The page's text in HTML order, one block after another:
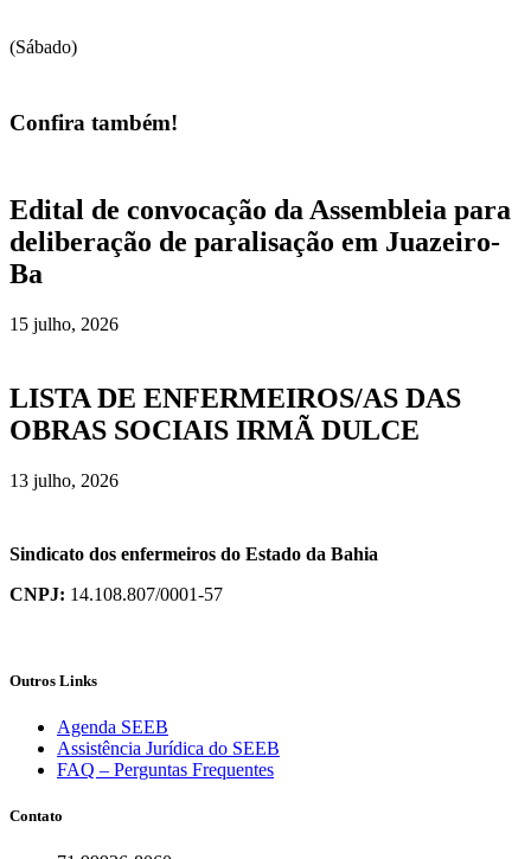
(Sábado)
Confira também!
Edital de convocação da Assembleia para
deliberação de paralisação em Juazeiro-
Ba
15 julho, 2026
LISTA DE ENFERMEIROS/AS DAS
OBRAS SOCIAIS IRMÃ DULCE
13 julho, 2026
Sindicato dos enfermeiros do Estado da Bahia
CNPJ: 14.108.807/0001-57
Outros Links
Agenda SEEB
Assistência Jurídica do SEEB
FAQ – Perguntas Frequentes
Contato